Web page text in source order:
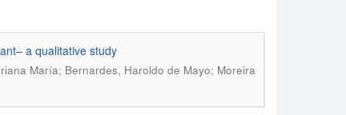
a qualitative study
María; Bernardes, Haroldo de Mayo; Moreira